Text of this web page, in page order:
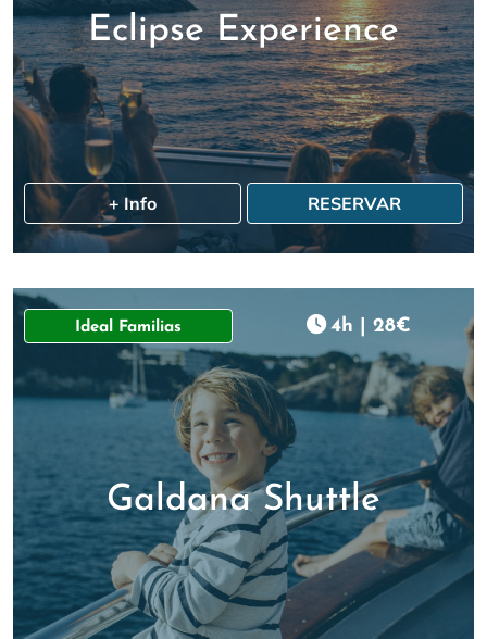
Eclipse Experience
+ Info RESERVAR
Ideal Familias 4h 28€
Galdana Shuttle